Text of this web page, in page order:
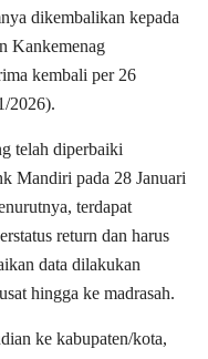
dikembalikan kepada
Kankemenag
kembali per 26
2026).
telah diperbaiki
Mandiri pada 28 Januari
terdapat
return dan harus
data dilakukan
hingga ke madrasah.
ke kabupaten/kota,